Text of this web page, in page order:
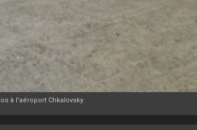
à l'aéroport Chkalovsky.